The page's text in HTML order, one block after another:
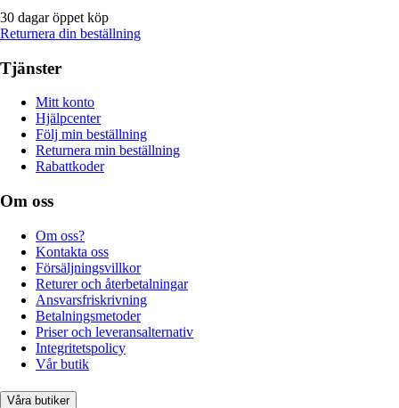
30 dagar öppet köp
Returnera din beställning
Tjänster
Mitt konto
Hjälpcenter
Följ min beställning
Returnera min beställning
Rabattkoder
Om oss
Om oss?
Kontakta oss
Försäljningsvillkor
Returer och återbetalningar
Ansvarsfriskrivning
Betalningsmetoder
Priser och leveransalternativ
Integritetspolicy
Vår butik
Våra butiker